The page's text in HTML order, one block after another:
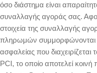
όσο διάστημα είναι
συναλλαγής αγοράς σας.
στοιχεία της συναλλαγής
πληρωμών συμμορφώνονται
ασφαλείας που
PCI, το οποίο αποτελεί